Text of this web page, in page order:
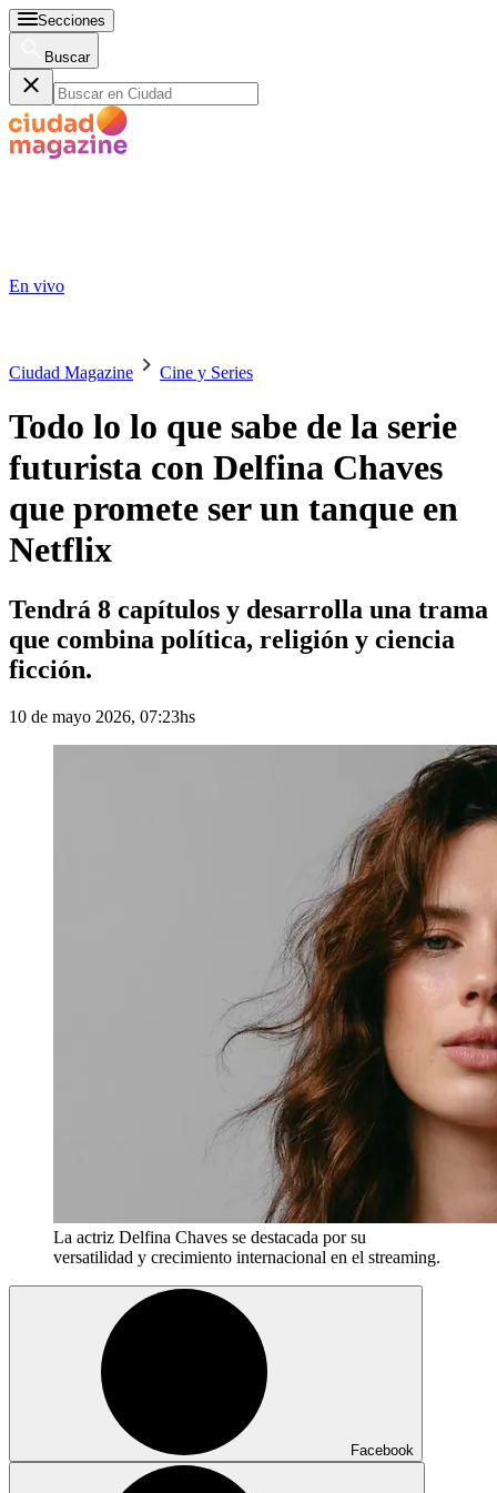
Secciones
Buscar
En vivo
Ciudad Magazine Cine y Series
Todo lo lo que sabe de la serie
futurista con Delfina Chaves
que promete ser un tanque en
Netflix
Tendrá 8 capítulos y desarrolla una trama
que combina política, religión y ciencia
ficción.
10 de mayo 2026, 07:23hs
La actriz Delfina Chaves se destacada por su
versatilidad y crecimiento internacional en el streaming.
Facebook